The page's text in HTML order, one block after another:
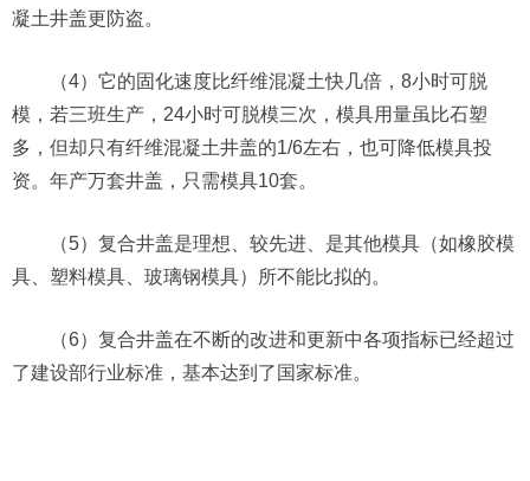
凝土井盖更防盗。
（4）它的固化速度比纤维混凝土快几倍，8小时可脱
模，若三班生产，24小时可脱模三次，模具用量虽比石塑
多，但却只有纤维混凝土井盖的1/6左右，也可降低模具投
资。年产万套井盖，只需模具10套。
（5）复合井盖是理想、较先进、是其他模具（如橡胶模
具、塑料模具、玻璃钢模具）所不能比拟的。
（6）复合井盖在不断的改进和更新中各项指标已经超过
了建设部行业标准，基本达到了国家标准。